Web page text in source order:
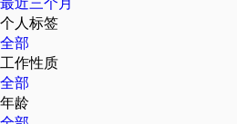
个人标签
全部
工作性质
全部
年龄